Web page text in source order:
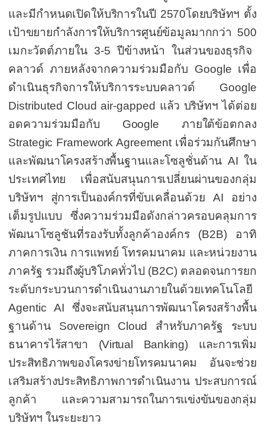
และมีกำหนดเปิดให้บริการในปี 2570โดยบริษัทฯ ตั้ง
เป้าขยายกำลังการให้บริการศูนย์ข้อมูลมากกว่า 500
เมกะวัตต์ภายใน 3-5 ปีข้างหน้าในส่วนของธุรกิจ
คลาวด์ ภายหลังจากความร่วมมือกับ Google เพื่อ
ดำเนินธุรกิจการให้บริการระบบคลาวด์
Google
Distributed Cloud air-gapped แล้ว บริษัทฯ ได้ต่อย
อดความร่วมมือกับ Google ภายใต้ข้อตกลง
Strategic Framework Agreement เพื่อร่วมกันศึกษา
และพัฒนาโครงสร้างพื้นฐานและโซลูชั่นด้าน AI ใน
ประเทศไทย เพื่อสนับสนุนการเปลี่ยนผ่านของกลุ่ม
บริษัทฯ สู่การเป็นองค์กรที่ขับเคลื่อนด้วย AI อย่าง
เต็มรูปแบบ ซึ่งความร่วมมือดังกล่าวครอบคลุมการ
พัฒนาโซลูชันที่รองรับทั้งลูกค้าองค์กร (B2B) อาทิ
ภาคการเงิน การแพทย์ โทรคมนาคม และหน่วยงาน
ภาครัฐ รวมถึงผู้บริโภคทั่วไป (B2C) ตลอดจนการยก
ระดับกระบวนการดำเนินงานภายในด้วยเทคโนโลยี
Agentic AIซึ่งจะสนับสนุนการพัฒนาโครงสร้างพื้น
ฐานด้าน Sovereign Cloud สำหรับภาครัฐ ระบบ
ธนาคารไร้สาขา (Virtual Banking) และการเพิ่ม
ประสิทธิภาพของโครงข่ายโทรคมนาคม อันจะช่วย
เสริมสร้างประสิทธิภาพการดำเนินงาน ประสบการณ์
ลูกค้า และความสามารถในการแข่งขันของกลุ่ม
บริษัทฯ ในระยะยาว